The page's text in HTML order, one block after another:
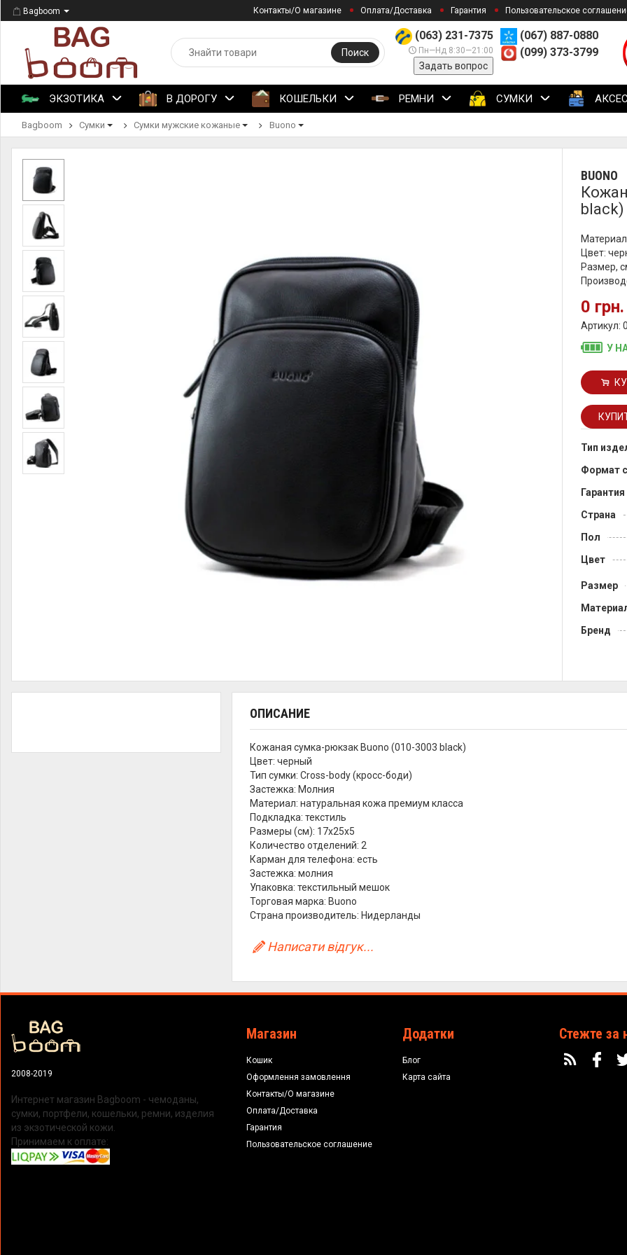
Bagboom Контакты/О магазине Оплата/Доставка Гарантия Пользовательское
(063) 231-7375
Пн—Нд 8:30—21:00
Задать вопрос
(067) 887-0880
(099) 373-3799
Поиск
ЭКЗОТИКА В ДОРОГУ КОШЕЛЬКИ РЕМНИ СУМКИ
Bagboom Сумки Сумки мужские кожаные Buono
BUONO
black)
Цвет:
Размер,
0 грн.
Артикул:
У
Тип
Формат
Гарантия
Страна
Пол
Цвет
Размер
Бренд
ОПИСАНИЕ
Кожаная сумка-рюкзак Buono (010-3003 black)
Цвет: черный
Тип сумки: Cross-body (кросс-боди)
Застежка: Молния
Материал: натуральная кожа премиум класса
Подкладка: текстиль
Размеры (см): 17х25х5
Количество отделений: 2
Карман для телефона: есть
Застежка: молния
Упаковка: текстильный мешок
Торговая марка: Buono
Страна производитель: Нидерланды
Написати відгук...
2008-2019
Интернет магазин Bagboom - чемоданы,
сумки, портфели, кошельки, ремни, изделия
из экзотической кожи.
Принимаем к оплате:
Магазин
Кошик
Оформлення замовлення
Контакты/О магазине
Оплата/Доставка
Гарантия
Пользовательское соглашение
Додатки
Блог
Карта сайта
Стежте за